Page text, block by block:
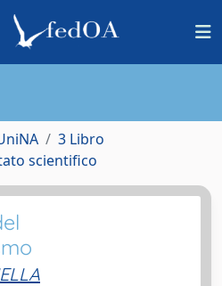
3 Libro
scientifico